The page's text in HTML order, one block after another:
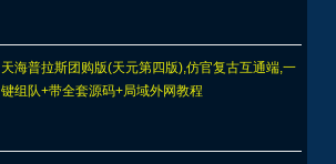
天海普拉斯团购版(天元第四版),仿官复古互通端,一
键组队+带全套源码+局域外网教程